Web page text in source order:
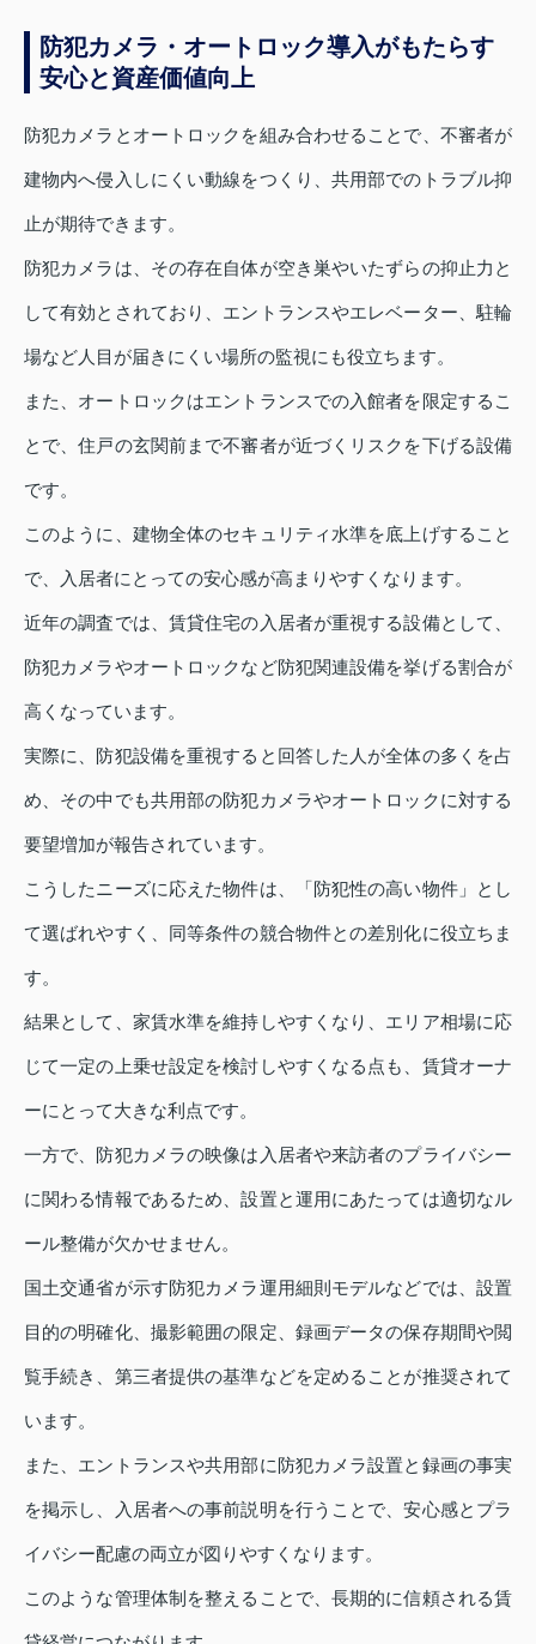
防犯カメラ・オートロック導入がもたらす
安心と資産価値向上
防犯カメラとオートロックを組み合わせることで、不審者が
建物内へ侵入しにくい動線をつくり、共用部でのトラブル抑
止が期待できます。
防犯カメラは、その存在自体が空き巣やいたずらの抑止力と
して有効とされており、エントランスやエレベーター、駐輪
場など人目が届きにくい場所の監視にも役立ちます。
また、オートロックはエントランスでの入館者を限定するこ
とで、住戸の玄関前まで不審者が近づくリスクを下げる設備
です。
このように、建物全体のセキュリティ水準を底上げすること
で、入居者にとっての安心感が高まりやすくなります。
近年の調査では、賃貸住宅の入居者が重視する設備として、
防犯カメラやオートロックなど防犯関連設備を挙げる割合が
高くなっています。
実際に、防犯設備を重視すると回答した人が全体の多くを占
め、その中でも共用部の防犯カメラやオートロックに対する
要望増加が報告されています。
こうしたニーズに応えた物件は、「防犯性の高い物件」とし
て選ばれやすく、同等条件の競合物件との差別化に役立ちま
す。
結果として、家賃水準を維持しやすくなり、エリア相場に応
じて一定の上乗せ設定を検討しやすくなる点も、賃貸オーナ
ーにとって大きな利点です。
一方で、防犯カメラの映像は入居者や来訪者のプライバシー
に関わる情報であるため、設置と運用にあたっては適切なル
ール整備が欠かせません。
国土交通省が示す防犯カメラ運用細則モデルなどでは、設置
目的の明確化、撮影範囲の限定、録画データの保存期間や閲
覧手続き、第三者提供の基準などを定めることが推奨されて
います。
また、エントランスや共用部に防犯カメラ設置と録画の事実
を掲示し、入居者への事前説明を行うことで、安心感とプラ
イバシー配慮の両立が図りやすくなります。
このような管理体制を整えることで、長期的に信頼される賃